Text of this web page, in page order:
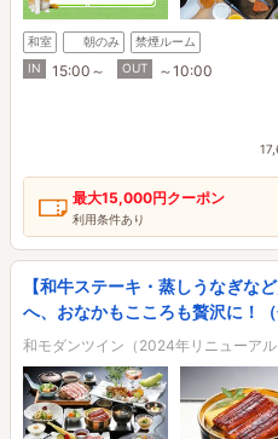
和室 朝のみ
禁煙ルーム
IN
15:00～ OUT ～10:00
最大15,000円クーポン
利用条件あり
【和牛ステーキ・蒸しうなぎな
へ、おなかもこころも贅沢に！（
和モダンツイン（2024年リニューアル